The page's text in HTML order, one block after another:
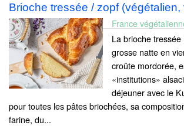
Brioche tressée / zopf (végétalien,
France
La brioche
grosse natte en
croûte mordorée,
«institutions»
déjeuner avec le
pour toutes les pâtes briochées, sa
farine, du...